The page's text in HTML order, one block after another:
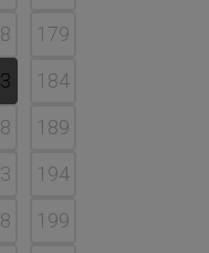
179
184
189
194
199